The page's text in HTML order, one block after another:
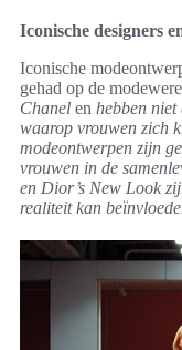
Iconische designers
Iconische
gehad op de
Chanel en hebben niet
waarop vrouwen zich
modeontwerpen zijn
vrouwen in de
en Dior’s New Look
realiteit kan